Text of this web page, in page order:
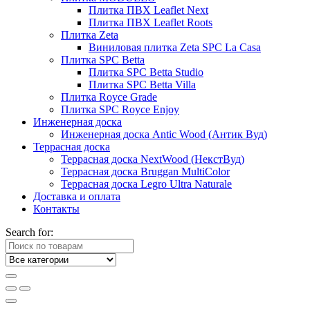
Плитка ПВХ Leaflet Next
Плитка ПВХ Leaflet Roots
Плитка Zeta
Виниловая плитка Zeta SPC La Casa
Плитка SPC Betta
Плитка SPC Betta Studio
Плитка SPC Betta Villa
Плитка Royce Grade
Плитка SPC Royce Enjoy
Инженерная доска
Инженерная доска Antic Wood (Антик Вуд)
Террасная доска
Террасная доска NextWood (НекстВуд)
Террасная доска Bruggan MultiColor
Террасная доска Legro Ultra Naturale
Доставка и оплата
Контакты
Search for: